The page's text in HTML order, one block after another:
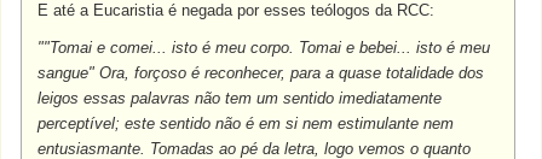
E até a Eucaristia é negada por esses teólogos da RCC:
""Tomai e comei... isto é meu corpo. Tomai e bebei... isto é meu
sangue"Ora, forçoso é reconhecer, para a quase totalidade dos
leigos essas palavras não tem um sentido imediatamente
perceptível; este sentido não é em si nem estimulante nem
entusiasmante. Tomadas ao pé da letra, logo vemos o quanto